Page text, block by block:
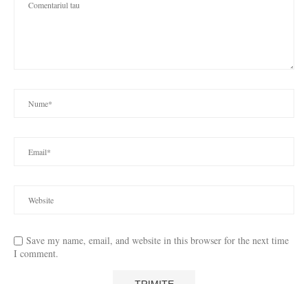
Save my name, email, and website in this browser for the next time
I comment.